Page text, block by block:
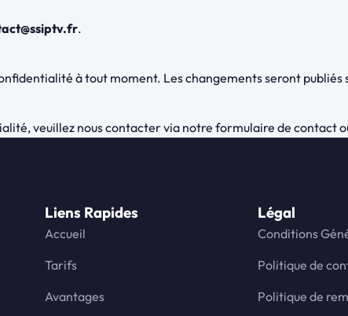
.
à tout moment. Les changements seront publiés
veuillez nous contacter via notre formulaire de contact
Liens Rapides
Accueil
Tarifs
Avantages
Légal
Conditions
Politique de
Politique de